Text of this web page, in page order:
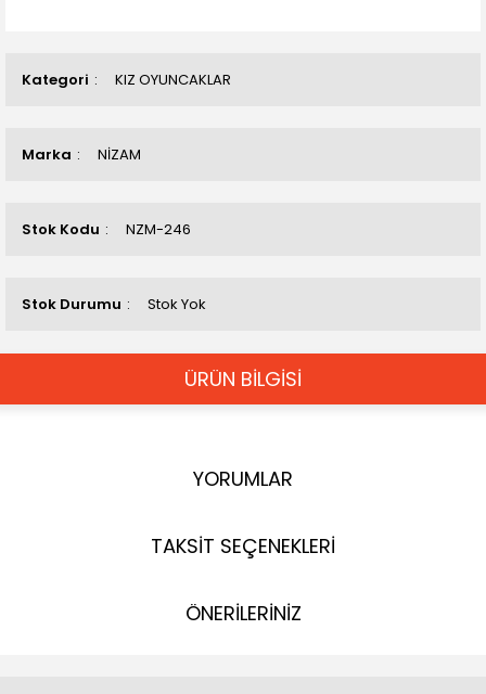
Kategori KIZ OYUNCAKLAR
Marka NİZAM
Stok Kodu NZM-246
Stok Durumu Stok Yok
ÜRÜN BİLGİSİ
YORUMLAR
TAKSİT SEÇENEKLERİ
ÖNERİLERİNİZ